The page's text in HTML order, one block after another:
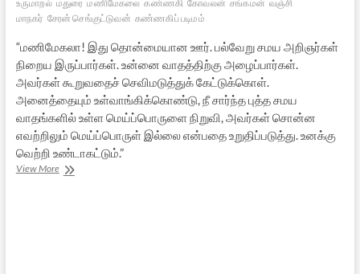
உருமாறல் மதுரை மணிமேகலை கண்ணகி கோவலன் சங்கமன் வஞ்சி
மாநகர் சேரன் செங்குட்டுவன் கண்ணகிப் படிமம்
“மணிமேகலா! இது தொன்மையான ஊர். பல்வேறு சமய அறிஞர்கள்
நிறைய இருப்பார்கள். உன்னை வாதத்திற்கு அழைப்பார்கள்.
அவர்கள் கூறுவதைச் செவிமடுத்துக் கேட்டுக்கொள்.
அனைத்தையும் உள்வாங்கிக்கொண்டு, நீ சார்ந்த புத்த சமய
வாதங்களில் உள்ள மெய்ப்பொருளை நிறுவி, அவர்கள் சொன்ன
எவற்றிலும் மெய்ப்பொருள் இல்லை என்பதை உறுதிப்படுத்து. உனக்கு
வெற்றி உண்டாகட்டும்.”
View Moreவஞ்சி